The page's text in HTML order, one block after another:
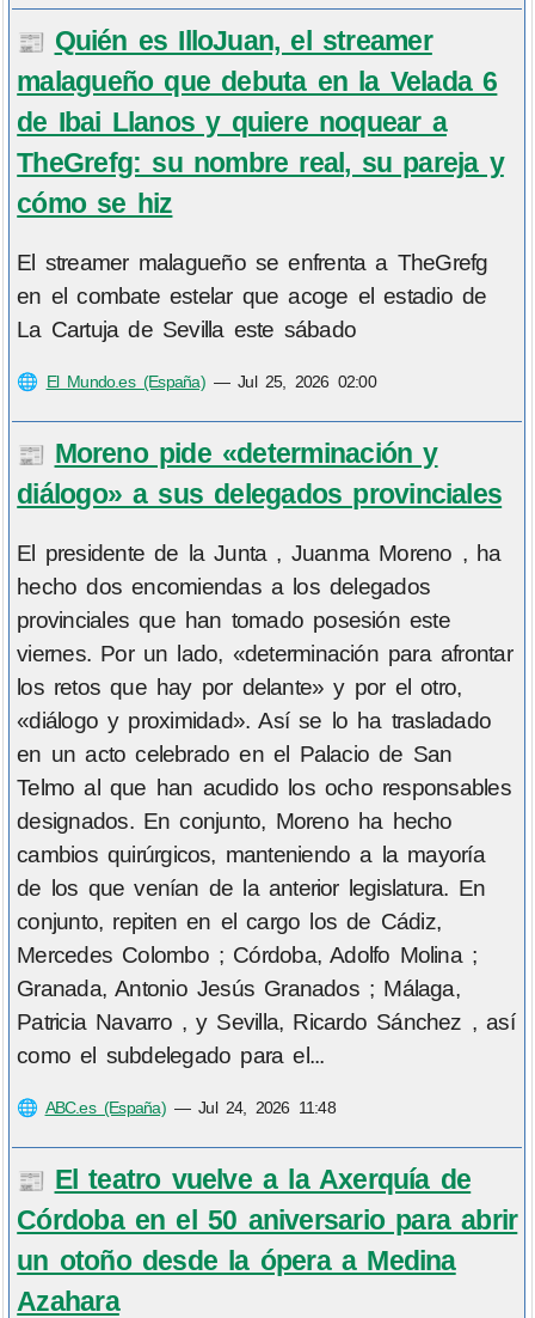
📰 Quién es IlloJuan, el streamer
malagueño que debuta en la Velada 6
de Ibai Llanos y quiere noquear a
TheGrefg: su nombre real, su pareja y
cómo se hiz
El streamer malagueño se enfrenta a TheGrefg
en el combate estelar que acoge el estadio de
La Cartuja de Sevilla este sábado
🌐 El Mundo.es (España)—Jul 25, 2026 02:00
📰 Moreno pide «determinación y
diálogo» a sus delegados provinciales
El presidente de la Junta , Juanma Moreno , ha
hecho dos encomiendas a los delegados
provinciales que han tomado posesión este
viernes. Por un lado, «determinación para afrontar
los retos que hay por delante» y por el otro,
«diálogo y proximidad». Así se lo ha trasladado
en un acto celebrado en el Palacio de San
Telmo al que han acudido los ocho responsables
designados. En conjunto, Moreno ha hecho
cambios quirúrgicos, manteniendo a la mayoría
de los que venían de la anterior legislatura. En
conjunto, repiten en el cargo los de Cádiz,
Mercedes Colombo ; Córdoba, Adolfo Molina ;
Granada, Antonio Jesús Granados ; Málaga,
Patricia Navarro , y Sevilla, Ricardo Sánchez , así
como el subdelegado para el...
🌐 ABC.es (España)—Jul 24, 2026 11:48
📰 El teatro vuelve a la Axerquía de
Córdoba en el 50 aniversario para abrir
un otoño desde la ópera a Medina
Azahara